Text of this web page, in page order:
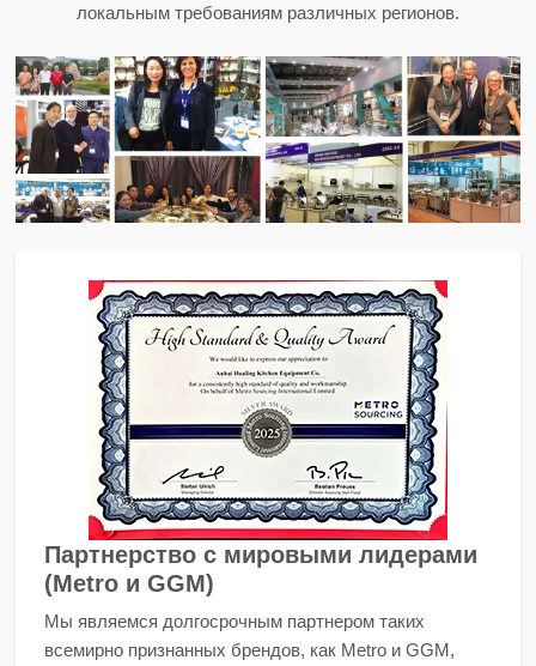
локальным требованиям различных регионов.
Партнерство с мировыми лидерами
(Metro и GGM)
Мы являемся долгосрочным партнером таких
всемирно признанных брендов, как Metro и GGM,